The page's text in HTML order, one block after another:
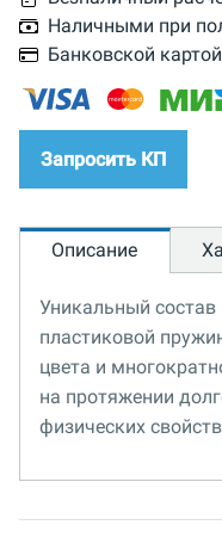
Наличными при
Банковской
Запросить КП
Описание
Уникальный состав
пластиковой
цвета и
на протяжении
физических